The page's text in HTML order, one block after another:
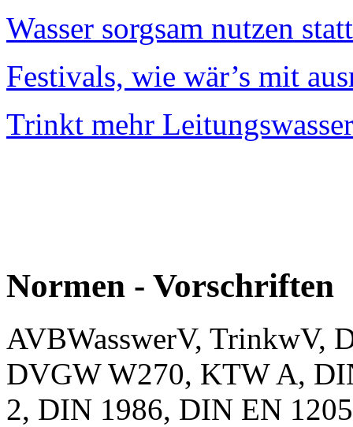
Wasser sorgsam nutzen
Festivals, wie wär’s mit
Trinkt mehr
Normen - Vorschriften
AVBWasswerV, TrinkwV,
DVGW W270, KTW A,
2, DIN 1986, DIN EN